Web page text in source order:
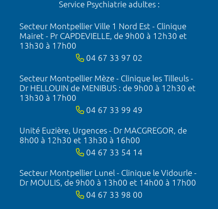
Service Psychiatrie adultes :
Secteur Montpellier Ville 1 Nord Est - Clinique
Mairet - Pr CAPDEVIELLE, de 9h00 à 12h30 et
13h30 à 17h00
04 67 33 97 02
Secteur Montpellier Mèze - Clinique les Tilleuls -
Dr HELLOUIN de MENIBUS : de 9h00 à 12h30 et
13h30 à 17h00
04 67 33 99 49
Unité Euzière, Urgences - Dr MACGREGOR, de
8h00 à 12h30 et 13h30 à 16h00
04 67 33 54 14
Secteur Montpellier Lunel - Clinique le Vidourle -
Dr MOULIS, de 9h00 à 13h00 et 14h00 à 17h00
04 67 33 98 00